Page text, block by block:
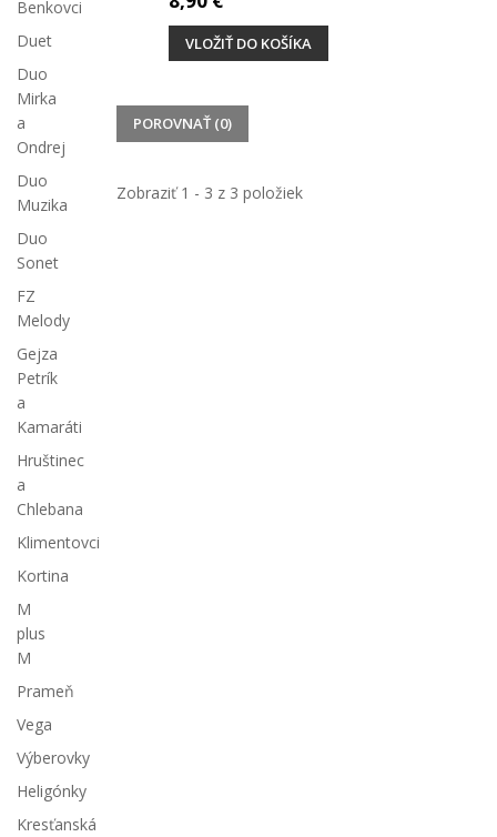
Benkovci
Duet
Duo
Mirka
a
Ondrej
Duo
Muzika
Duo
Sonet
FZ
Melody
Gejza
Petrík
a
Kamaráti
Hruštinec
a
Chlebana
Klimentovci
Kortina
M
plus
M
Prameň
Vega
Výberovky
Heligónky
Kresťanská
VLOŽIŤ DO KOŠÍKA
POROVNAŤ (0)
Zobraziť 1 - 3 z 3 položiek